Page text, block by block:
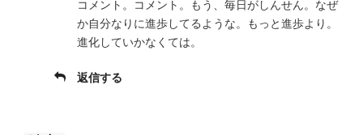
コメント。コメント。もう、毎日がしんせん。なぜ
か自分なりに進歩してるような。もっと進歩より。
進化していかなくては。
返信する